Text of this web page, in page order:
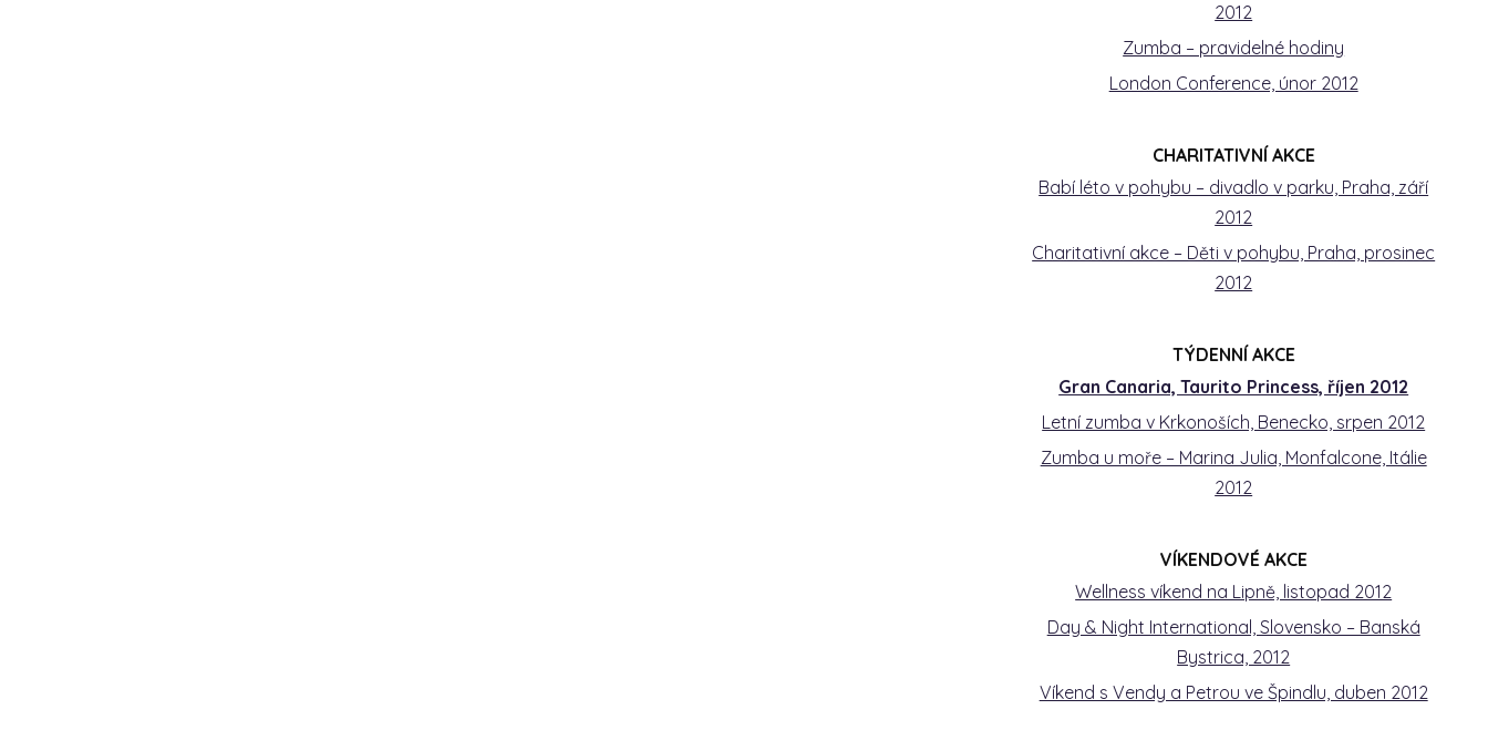
2012
Zumba – pravidelné hodiny
London Conference, únor 2012
CHARITATIVNÍ AKCE
Babí léto v pohybu – divadlo v parku, Praha, září
2012
Charitativní akce – Děti v pohybu, Praha, prosinec
2012
TÝDENNÍ AKCE
Gran Canaria, Taurito Princess, říjen 2012
Letní zumba v Krkonoších, Benecko, srpen 2012
Zumba u moře – Marina Julia, Monfalcone, Itálie
2012
VÍKENDOVÉ AKCE
Wellness víkend na Lipně, listopad 2012
Day & Night International, Slovensko – Banská
Bystrica, 2012
Víkend s Vendy a Petrou ve Špindlu, duben 2012